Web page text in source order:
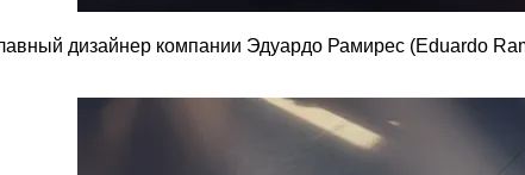
дизайнер компании Эдуардо Рамирес (Eduardo